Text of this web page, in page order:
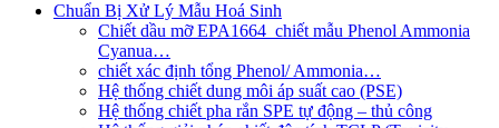
Chuẩn Bị Xử Lý Mẫu Hoá Sinh
Chiết dầu mỡ EPA1664_chiết mẫu Phenol Ammonia
Cyanua…
chiết xác định tổng Phenol/ Ammonia…
Hệ thống chiết dung môi áp suất cao (PSE)
Hệ thống chiết pha rắn SPE tự động – thủ công